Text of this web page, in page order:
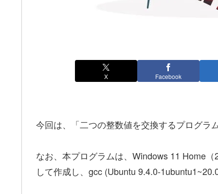
X Facebook
今回は、「二つの整数値を交換するプログラ
なお、本プログラムは、Windows 11 Home
して作成し、gcc (Ubuntu 9.4.0-